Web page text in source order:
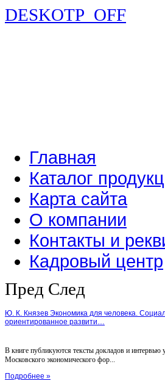
DESKOTP_OFF
Главная
Каталог
Карта сайта
О компании
Контакты и
Кадровый центр
Пред След
Ю. К. Князев Экономика для человека.
ориентированное развити…
В книге публикуются тексты докладов и интервью
Московского экономического фор...
Подробнее »